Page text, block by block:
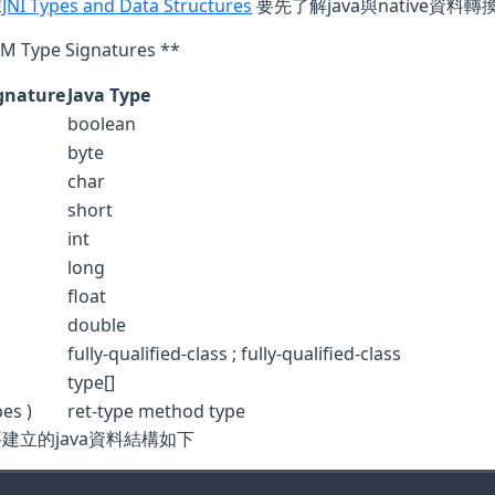
JNI Types and Data Structures 要先了解java與native資料轉
Type Signatures **
Java Type
boolean
byte
char
short
int
long
float
double
fully-qualified-class ; fully-qualified-class
type[]
)
ret-type method type
立的java資料結構如下